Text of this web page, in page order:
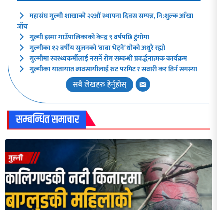
महासंघ गुल्मी शाखाको २२औं स्थापना दिवस सम्पन्न, नि:शुल्क आँखा
जाँच
गुल्मी इस्मा गाउँपालिकाको केन्द्र ९ वर्षपछि टुंगोमा
गुल्मीका १२ बर्षीय सुजनको ‘बाबा भेट्ने’ धोको अधुरै रह्यो
गुल्मीमा स्वस्थ्यकर्मीलाई नसर्ने रोग सम्बन्धी प्रवर्द्धनात्मक कार्यक्रम
गुल्मीका यातायात व्यवसायीलाई रुट परमिट र सवारी कर तिर्न समस्या
सबै लेखहरु हेर्नुहोस्
सम्बन्धित समाचार